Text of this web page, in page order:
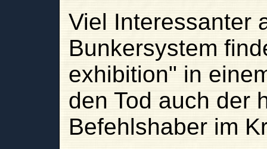
Viel Interessanter
Bunkersystem
exhibition" in
den Tod auch der
Befehlshaber im